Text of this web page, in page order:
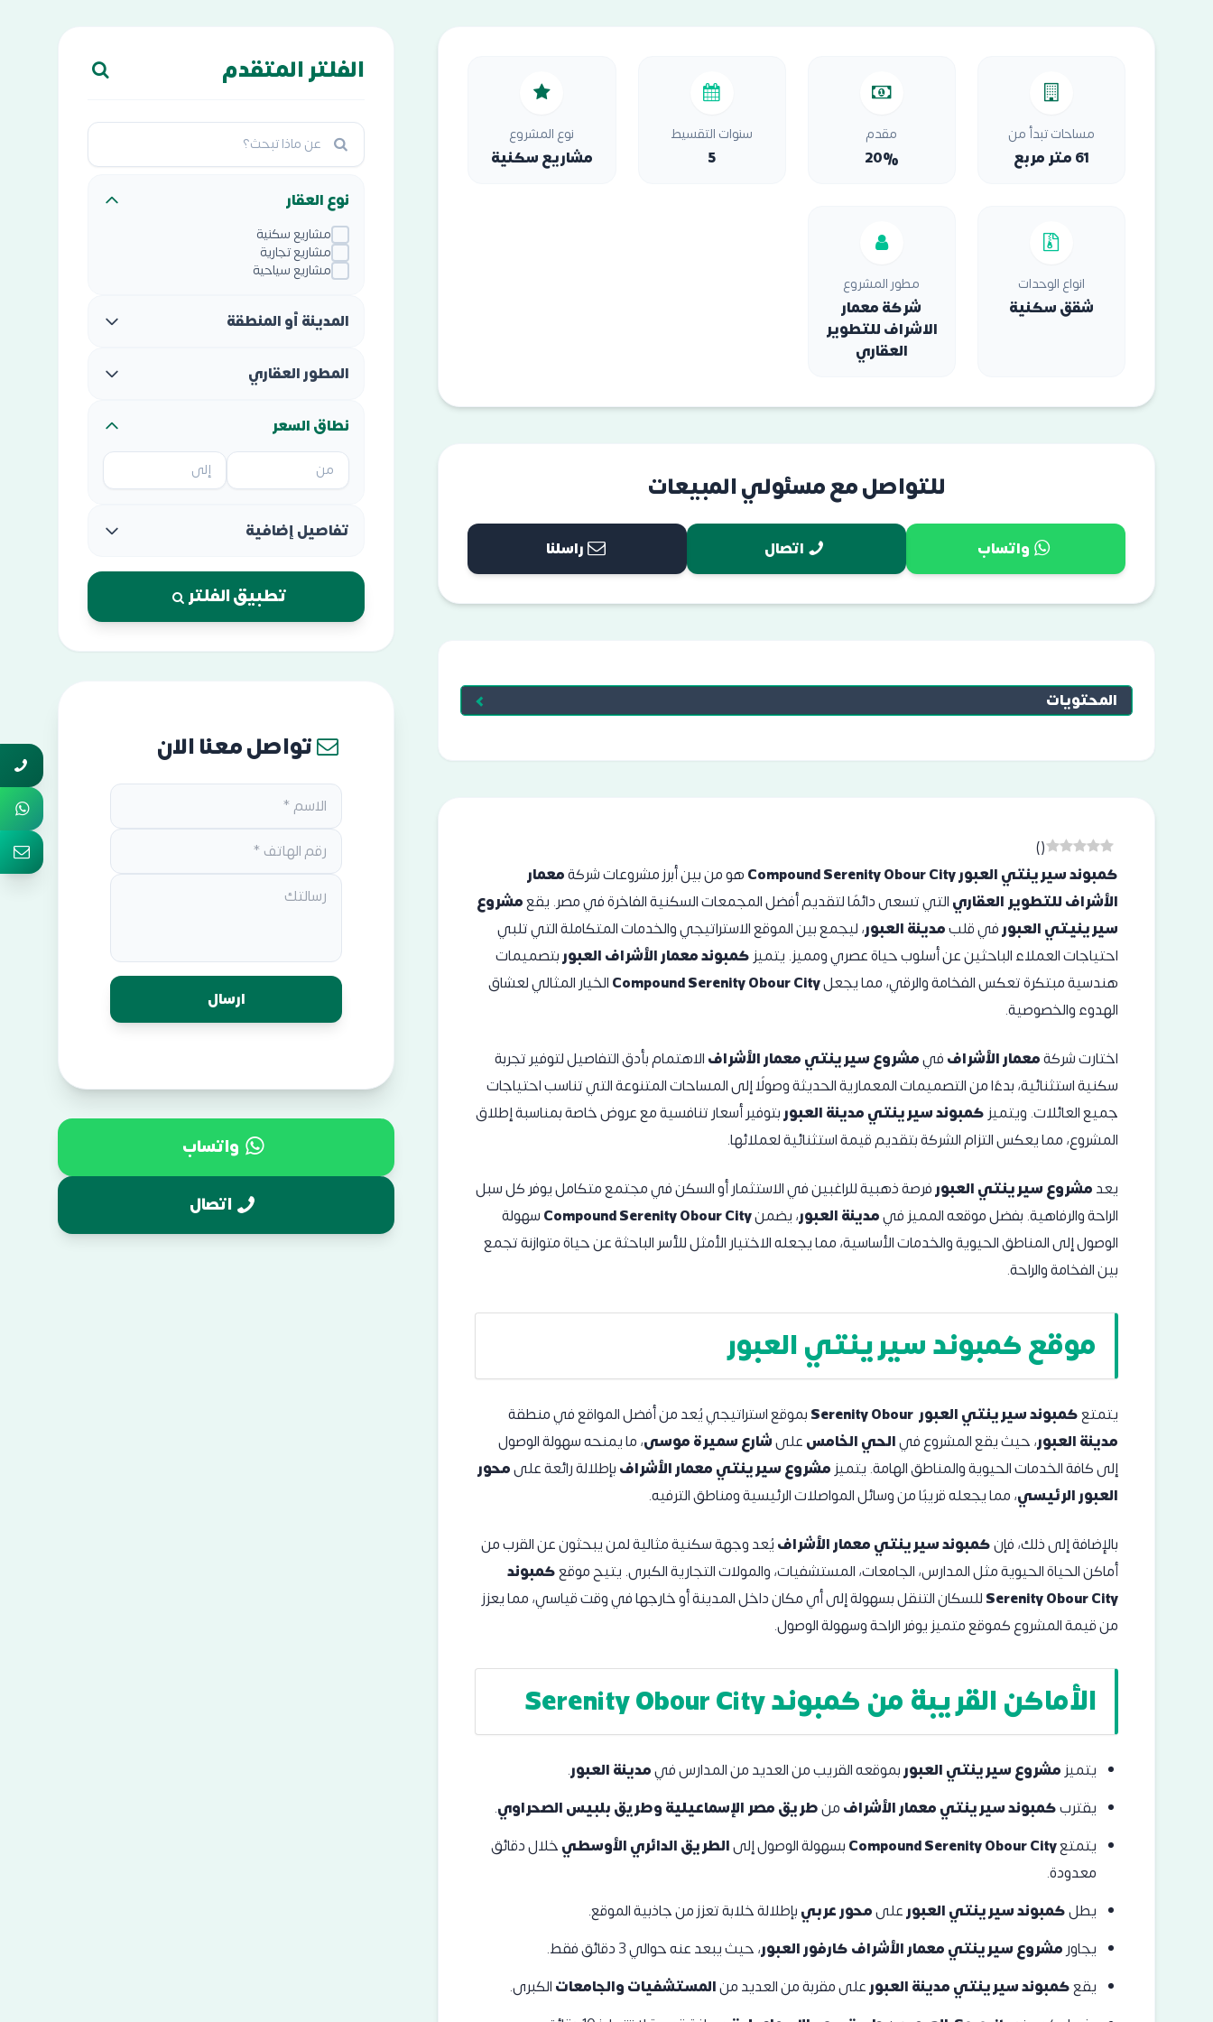
مساحات تبدأ من
61 متر مربع
مقدم
20%
سنوات التقسيط
5
نوع المشروع
مشاريع سكنية
انواع الوحدات
شقق سكنية
مطور المشروع
شركة معمار
الاشراف للتطوير
العقاري
للتواصل مع مسئولي المبيعات
واتساب اتصال راسلنا
المحتويات
(
)
كمبوند سيرينتي العبور Compound Serenity Obour City
هو من بين أبرز مشروعات شركةمعمار
الأشراف للتطوير العقاريالتي تسعى دائمًا لتقديم أفضل المجمعات السكنية الفاخرة في مصر. يقعمشروع
سيرينيتي العبورفي قلبمدينة العبور، ليجمع بين الموقع الاستراتيجي والخدمات المتكاملة التي تلبي
احتياجات العملاء الباحثين عن أسلوب حياة عصري ومميز. يتميزكمبوند معمار الأشراف العبوربتصميمات
هندسية مبتكرة تعكس الفخامة والرقي، مما يجعلCompound Serenity Obour Cityالخيار المثالي لعشاق
الهدوء والخصوصية.
اختارت شركةمعمار الأشراففيمشروع سيرينتي معمار الأشرافالاهتمام بأدق التفاصيل لتوفير تجربة
سكنية استثنائية، بدءًا من التصميمات المعمارية الحديثة وصولًا إلى المساحات المتنوعة التي تناسب احتياجات
جميع العائلات. ويتميزكمبوند سيرينتي مدينة العبوربتوفير أسعار تنافسية مع عروض خاصة بمناسبة إطلاق
المشروع، مما يعكس التزام الشركة بتقديم قيمة استثنائية لعملائها.
يعدمشروع سيرينتي العبورفرصة ذهبية للراغبين في الاستثمار أو السكن في مجتمع متكامل يوفر كل سبل
الراحة والرفاهية. بفضل موقعه المميز فيمدينة العبور، يضمنCompound Serenity Obour Cityسهولة
الوصول إلى المناطق الحيوية والخدمات الأساسية، مما يجعله الاختيار الأمثل للأسر الباحثة عن حياة متوازنة تجمع
بين الفخامة والراحة.
موقع كمبوند سيرينتي العبور
يتمتعكمبوند سيرينتي العبور Serenity Obour
بموقع استراتيجي يُعد من أفضل المواقع في منطقة
مدينة العبور، حيث يقع المشروع فيالحي الخامسعلىشارع سميرة موسى، ما يمنحه سهولة الوصول
إلى كافة الخدمات الحيوية والمناطق الهامة. يتميزمشروع سيرينتي معمار الأشرافبإطلالة رائعة علىمحور
العبور الرئيسي، مما يجعله قريبًا من وسائل المواصلات الرئيسية ومناطق الترفيه.
بالإضافة إلى ذلك، فإنكمبوند سيرينتي معمار الأشرافيُعد وجهة سكنية مثالية لمن يبحثون عن القرب من
أماكن الحياة الحيوية مثل المدارس، الجامعات، المستشفيات، والمولات التجارية الكبرى. يتيح موقعكمبوند
Serenity Obour Cityللسكان التنقل بسهولة إلى أي مكان داخل المدينة أو خارجها في وقت قياسي، مما يعزز
من قيمة المشروع كموقع متميز يوفر الراحة وسهولة الوصول.
الأماكن القريبة من كمبوندSerenity Obour City
يتميزمشروع سيرينتي العبوربموقعه القريب من العديد من المدارس فيمدينة العبور.
يقتربكمبوند سيرينتي معمار الأشرافمنطريق مصر الإسماعيلية وطریق بلبیس الصحراوي.
يتمتعCompound Serenity Obour Cityبسهولة الوصول إلىالطريق الدائري الأوسطيخلال دقائق
معدودة.
يطلكمبوند سيرينتي العبورعلىمحور عربيبإطلالة خلابة تعزز من جاذبية الموقع.
يجاورمشروع سيرينتي معمار الأشرافكارفور العبور، حيث يبعد عنه حوالي 3 دقائق فقط.
يقعكمبوند سيرينتي مدينة العبورعلى مقربة من العديد منالمستشفيات والجامعاتالكبرى.
الفلتر المتقدم
نوع العقار
مشاريع سكنية
مشاريع تجارية
مشاريع سياحية
المدينة أو المنطقة
المطور العقاري
نطاق السعر
تفاصيل إضافية
تطبيق الفلتر
تواصل معنا الان
واتساب
اتصال